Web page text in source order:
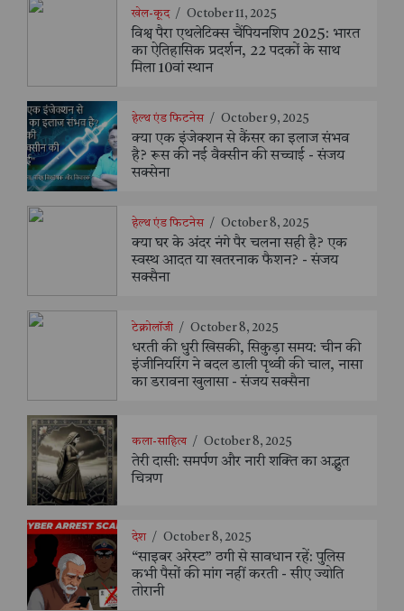
खेल-कूद / October 11, 2025
विश्व पैरा एथलेटिक्स चैंपियनशिप 2025: भारत
का ऐतिहासिक प्रदर्शन, 22 पदकों के साथ
मिला 10वां स्थान
हेल्थ एंड फिटनेस / October 9, 2025
क्या एक इंजेक्शन से कैंसर का इलाज संभव
है? रूस की नई वैक्सीन की सच्चाई - संजय
सक्सेना
हेल्थ एंड फिटनेस / October 8, 2025
क्या घर के अंदर नंगे पैर चलना सही है? एक
स्वस्थ आदत या खतरनाक फैशन? - संजय
सक्सैना
टेक्नोलॉजी / October 8, 2025
धरती की धुरी खिसकी, सिकुड़ा समय: चीन की
इंजीनियरिंग ने बदल डाली पृथ्वी की चाल, नासा
का डरावना खुलासा - संजय सक्सैना
कला-साहित्य / October 8, 2025
तेरी दासी: समर्पण और नारी शक्ति का अद्भुत
चित्रण
देश / October 8, 2025
“साइबर अरेस्ट” ठगी से सावधान रहें: पुलिस
कभी पैसों की मांग नहीं करती - सीए ज्योति
तोरानी